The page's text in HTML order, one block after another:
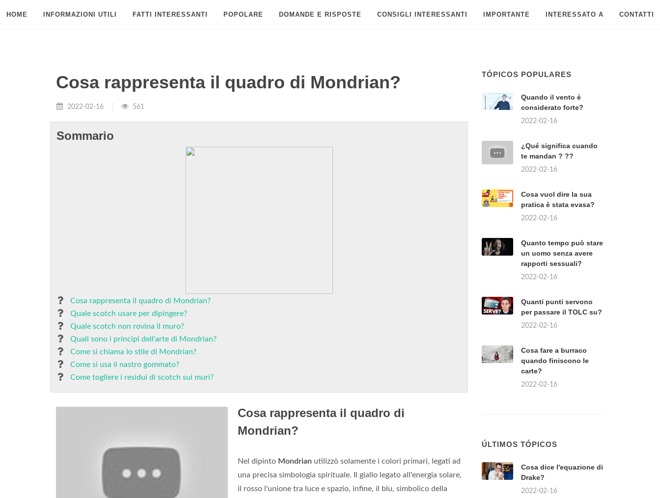
HOME INFORMAZIONI UTILI FATTI INTERESSANTI POPOLARE DOMANDE E RISPOSTE CONSIGLI INTERESSANTI IMPORTANTE INTERESSATO A CONTATTI
Cosa rappresenta il quadro di Mondrian?
2022-02-16 561
Sommario
Cosa rappresenta il quadro di Mondrian?
Quale scotch usare per dipingere?
Quale scotch non rovina il muro?
Quali sono i principi dell'arte di Mondrian?
Come si chiama lo stile di Mondrian?
Come si usa il nastro gommato?
Come togliere i residui di scotch sui muri?
Cosa rappresenta il quadro di
Mondrian?
Nel dipinto Mondrian utilizzò solamente i colori primari, legati ad
una precisa simbologia spirituale. Il giallo legato all'energia solare,
il rosso l'unione tra luce e spazio, infine, il blu, simbolico della
TÓPICOS POPULARES
Quando il vento è
considerato forte?
2022-02-16
¿Qué significa cuando
te mandan ? ??
2022-02-16
Cosa vuol dire la sua
pratica è stata evasa?
2022-02-16
Quanto tempo può stare
un uomo senza avere
rapporti sessuali?
2022-02-16
Quanti punti servono
per passare il TOLC su?
2022-02-16
Cosa fare a burraco
quando finiscono le
carte?
2022-02-16
ÚLTIMOS TÓPICOS
Cosa dice l'equazione di
Drake?
2022-02-16